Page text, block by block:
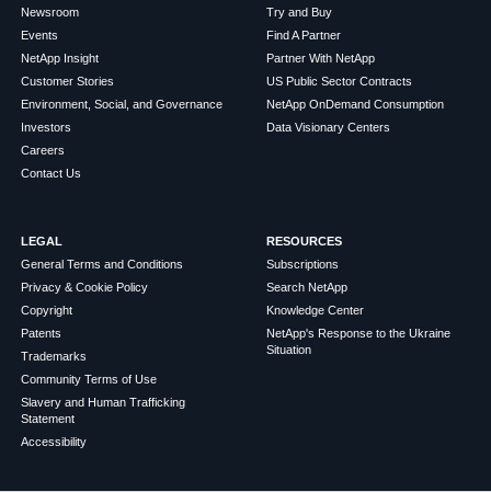
Newsroom
Events
NetApp Insight
Customer Stories
Environment, Social, and Governance
Investors
Careers
Contact Us
Try and Buy
Find A Partner
Partner With NetApp
US Public Sector Contracts
NetApp OnDemand Consumption
Data Visionary Centers
LEGAL
General Terms and Conditions
Privacy & Cookie Policy
Copyright
Patents
Trademarks
Community Terms of Use
Slavery and Human Trafficking
Statement
Accessibility
RESOURCES
Subscriptions
Search NetApp
Knowledge Center
NetApp's Response to the Ukraine
Situation